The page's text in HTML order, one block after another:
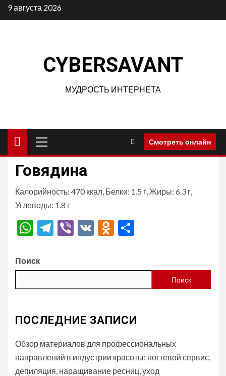
Перейти
к
9 августа 2026
CYBERSAVANT
МУДРОСТЬ ИНТЕРНЕТА
меню
Смотреть онлайн
Говядина
Калорийность: 470 ккал, Белки: 1.5 г, Жиры: 6.3 г,
Углеводы: 1.8 г
WhatsApp
Telegram
Viber
VK Odnoklassniki
Поиск
Поиск
ПОСЛЕДНИЕ ЗАПИСИ
Обзор материалов для профессиональных
направлений в индустрии красоты: ногтевой сервис,
депиляция, наращивание ресниц, уход